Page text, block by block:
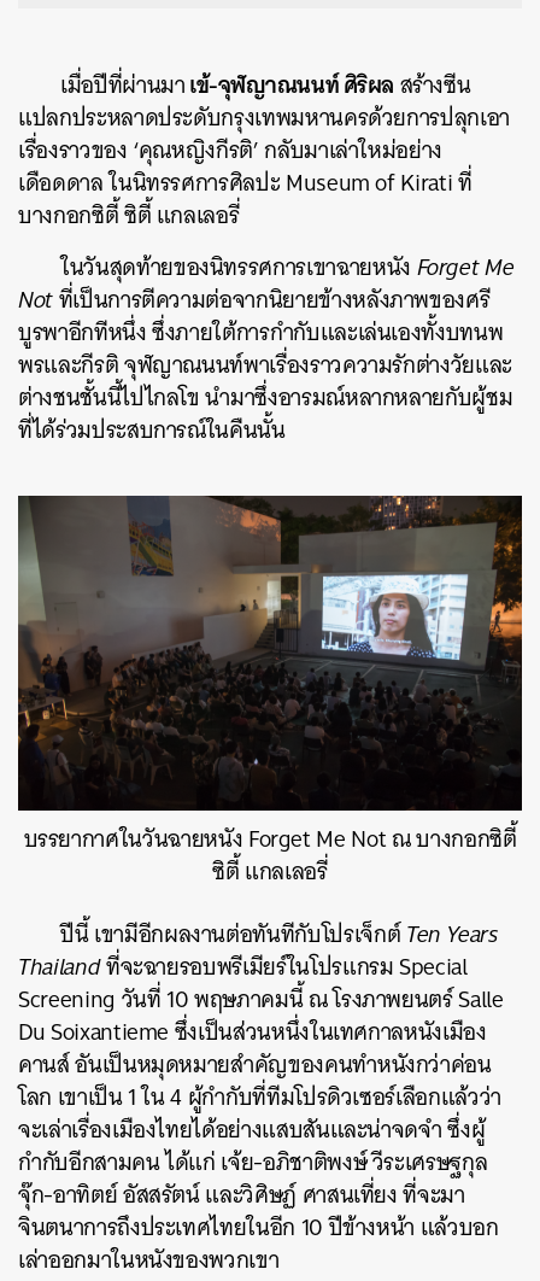
เมื่อปีที่ผ่านมาเข้-จุฬญาณนนท์ ศิริผลสร้างซีน
แปลกประหลาดประดับกรุงเทพมหานครด้วยการปลุกเอา
เรื่องราวของ ‘คุณหญิงกีรติ’ กลับมาเล่าใหม่อย่าง
เดือดดาล ในนิทรรศการศิลปะ Museum of Kirati ที่
บางกอกซิตี้ ซิตี้ แกลเลอรี่
ในวันสุดท้ายของนิทรรศการเขาฉายหนังForget Me
Notที่เป็นการตีความต่อจากนิยายข้างหลังภาพของศรี
บูรพาอีกทีหนึ่ง ซึ่งภายใต้การกำกับและเล่นเองทั้งบทนพ
พรและกีรติ จุฬญาณนนท์พาเรื่องราวความรักต่างวัยและ
ต่างชนชั้นนี้ไปไกลโข นำมาซึ่งอารมณ์หลากหลายกับผู้ชม
ที่ได้ร่วมประสบการณ์ในคืนนั้น
บรรยากาศในวันฉายหนัง Forget Me Not ณ บางกอกซิตี้
ซิตี้ แกลเลอรี่
ปีนี้ เขามีอีกผลงานต่อทันทีกับโปรเจ็กต์Ten Years
Thailandที่จะฉายรอบพรีเมียร์ในโปรแกรม Special
Screening วันที่ 10 พฤษภาคมนี้ ณ โรงภาพยนตร์ Salle
Du Soixantieme ซึ่งเป็นส่วนหนึ่งในเทศกาลหนังเมือง
คานส์ อันเป็นหมุดหมายสำคัญของคนทำหนังกว่าค่อน
โลก เขาเป็น 1 ใน 4 ผู้กำกับที่ทีมโปรดิวเซอร์เลือกแล้วว่า
จะเล่าเรื่องเมืองไทยได้อย่างแสบสันและน่าจดจำ ซึ่งผู้
กำกับอีกสามคน ได้แก่ เจ้ย-อภิชาติพงษ์ วีระเศรษฐกุล
จุ๊ก-อาทิตย์ อัสสรัตน์ และวิศิษฏ์ ศาสนเที่ยง ที่จะมา
จินตนาการถึงประเทศไทยในอีก 10 ปีข้างหน้า แล้วบอก
เล่าออกมาในหนังของพวกเขา